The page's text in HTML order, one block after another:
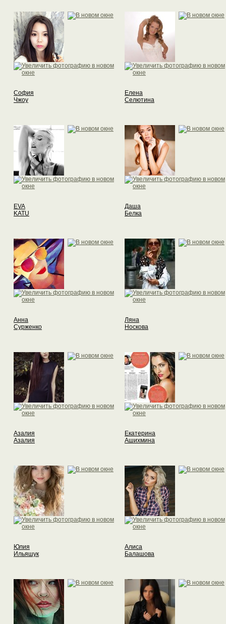
София
Чжоу
Елена
Селютина
EVA
KATU
Даша
Белка
Анна
Сурженко
Ляна
Носкова
Азалия
Азалия
Екатерина
Ашихмина
Юлия
Ильяшук
Алиса
Балашова